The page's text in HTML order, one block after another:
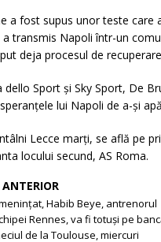
a fost supus unor teste
a transmis Napoli într-un
deja procesul de
dello Sport și Sky Sport, De
lui Napoli de a-și
Lecce marți, se află pe
locului secund, AS Roma.
ANTERIOR
Habib Beye, antrenorul
Rennes, va fi totuși pe
de la Toulouse, miercuri